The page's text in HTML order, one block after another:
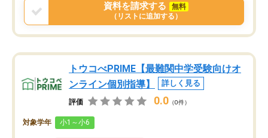
資料を請求する
無料
（リストに追加する）
トウコべPRIME【最難関中学受験向けオ
ンライン個別指導】
詳しく見る
評価 0.0 （0件）
対象学年 小1～小6